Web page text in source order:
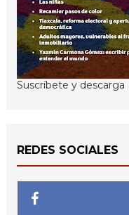
Suscríbete y descarga
REDES SOCIALES